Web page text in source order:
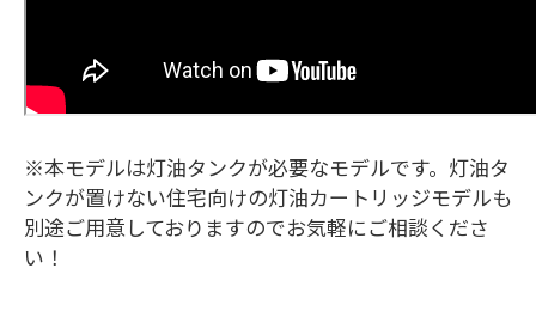
※本モデルは灯油タンクが必要なモデルです。灯油タ
ンクが置けない住宅向けの灯油カートリッジモデルも
別途ご用意しておりますのでお気軽にご相談くださ
い！